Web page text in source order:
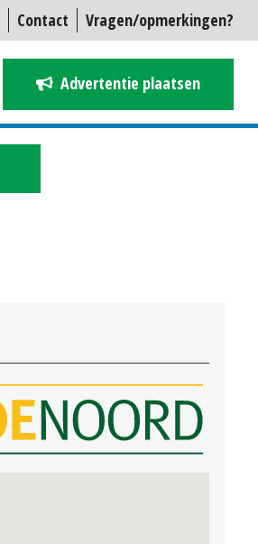
Contact Vragen/opmerkingen?
Advertentie plaatsen